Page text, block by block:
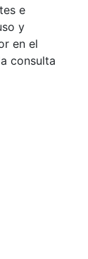
e
y
en el
consulta